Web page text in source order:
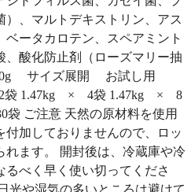
、マルトデキストリン、アス
ータカロテン、スペアミント
、酸化防止剤（ローズマリー抽
サイズ展開 お試し用
1.47kg × 4袋 1.47kg × 8
ご注意 天然の原材料を使用
付加しておりませんので、ロッ
れます。 開封後は、冷蔵庫や冷
べく早く使い切ってくださ
光や湿気の多いところは避けて